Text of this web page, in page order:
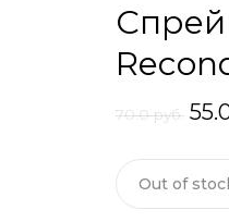
Спрей
70.0руб.
Out of